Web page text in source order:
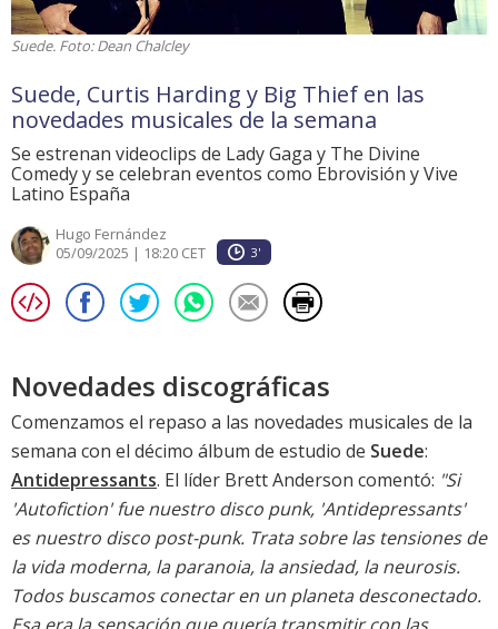
Suede. Foto: Dean Chalcley
Suede, Curtis Harding y Big Thief en las
novedades musicales de la semana
Se estrenan videoclips de Lady Gaga y The Divine
Comedy y se celebran eventos como Ebrovisión y Vive
Latino España
Hugo Fernández
05/09/2025 | 18:20 CET
3'
Novedades discográficas
Comenzamos el repaso a las novedades musicales de la
semana con el décimo álbum de estudio de Suede:
Antidepressants. El líder Brett Anderson comentó: "Si
'Autofiction' fue nuestro disco punk, 'Antidepressants'
es nuestro disco post-punk. Trata sobre las tensiones de
la vida moderna, la paranoia, la ansiedad, la neurosis.
Todos buscamos conectar en un planeta desconectado.